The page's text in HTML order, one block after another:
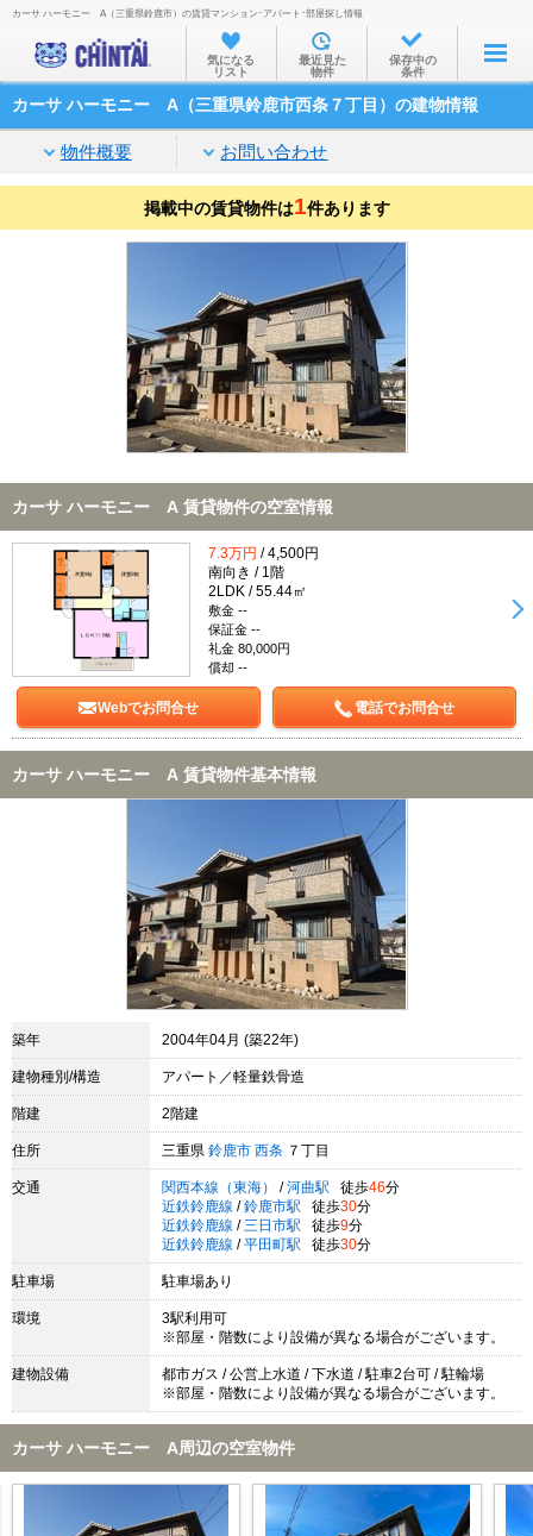
お部屋を探す
沿線・駅から
家賃相場から
通勤通学時間から
物件特集から
不動産会社から
TOP
カーサ ハーモニー A（三重県鈴鹿市）の賃貸マンション･アパート･部屋探し情報
気になる
リスト
最近見た
物件
保存中の
条件
カーサ ハーモニー A（三重県鈴鹿市西条７丁目）の建物情報
物件概要 お問い合わせ
掲載中の賃貸物件は1件あります
カーサ ハーモニー A 賃貸物件の空室情報
7.3万円 / 4,500円
南向き / 1階
2LDK / 55.44㎡
敷金 --
保証金 --
礼金 80,000円
償却 --
Webでお問合せ 電話でお問合せ
カーサ ハーモニー A 賃貸物件基本情報
築年 2004年04月 (築22年)
建物種別/構造 アパート／軽量鉄骨造
階建 2階建
住所 三重県 鈴鹿市 西条 ７丁目
交通 関西本線（東海） / 河曲駅 徒歩46分
近鉄鈴鹿線 / 鈴鹿市駅 徒歩30分
近鉄鈴鹿線 / 三日市駅 徒歩9分
近鉄鈴鹿線 / 平田町駅 徒歩30分
駐車場 駐車場あり
環境
3駅利用可
※部屋・階数により設備が異なる場合がございます。
建物設備
都市ガス / 公営上水道 / 下水道 / 駐車2台可 / 駐輪場
※部屋・階数により設備が異なる場合がございます。
カーサ ハーモニー A周辺の空室物件